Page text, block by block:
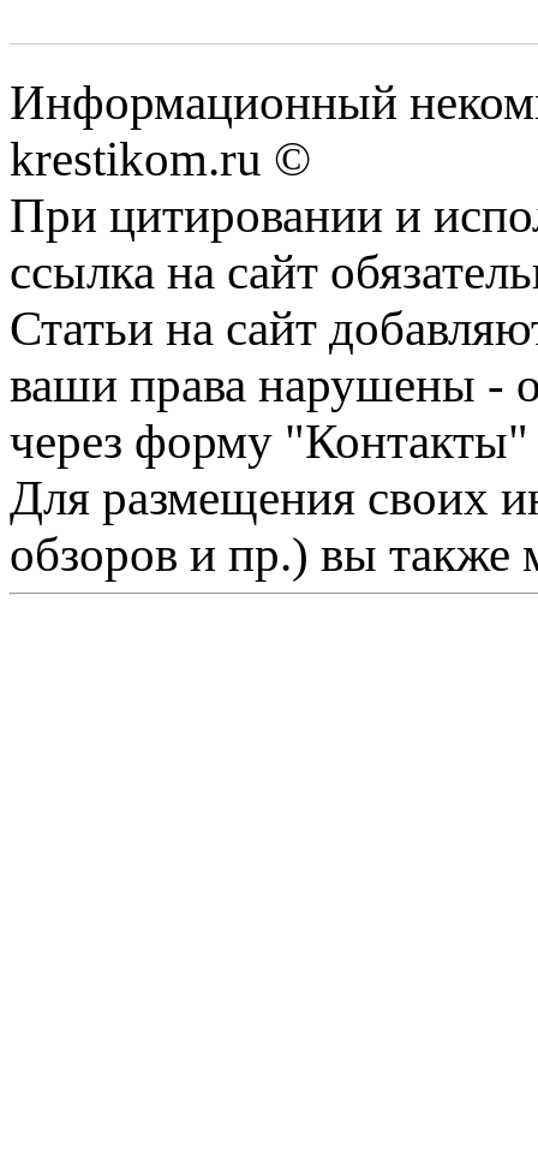
Информационный
krestikom.ru ©
При цитировании и
ссылка на сайт
Статьи на сайт
ваши права нарушены -
через форму "Контакты"
Для размещения своих
обзоров и пр.) вы также